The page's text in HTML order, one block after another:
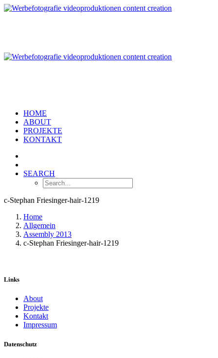
HOME
ABOUT
PROJEKTE
KONTAKT
SEARCH
c-Stephan Friesinger-hair-1219
Home
Allgemein
Assembly 2013
c-Stephan Friesinger-hair-1219
Links
About
Projekte
Kontakt
Impressum
Datenschutz